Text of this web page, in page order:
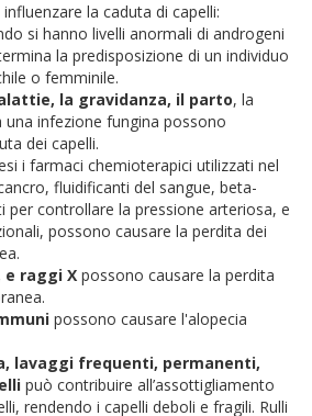
la caduta di capelli:
si hanno livelli anormali di androgeni
la predisposizione di un individuo
o femminile.
la gravidanza, il parto, la
una infezione fungina possono
dei capelli.
i farmaci chemioterapici utilizzati nel
fluidificanti del sangue, beta-
per controllare la pressione arteriosa, e
possono causare la perdita dei
e raggi X possono causare la perdita
possono causare l'alopecia
lavaggi frequenti, permanenti,
può contribuire all’assottigliamento
rendendo i capelli deboli e fragili. Rulli